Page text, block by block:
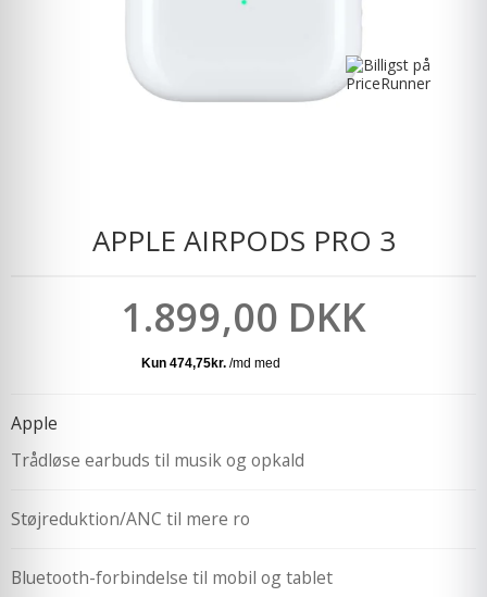
APPLE AIRPODS PRO 3
1.899,00 DKK
Apple
Trådløse earbuds til musik og opkald
Støjreduktion/ANC til mere ro
Bluetooth-forbindelse til mobil og tablet